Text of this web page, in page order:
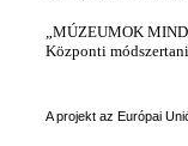
„MÚZEUMOK
Központi
A projekt az Európai